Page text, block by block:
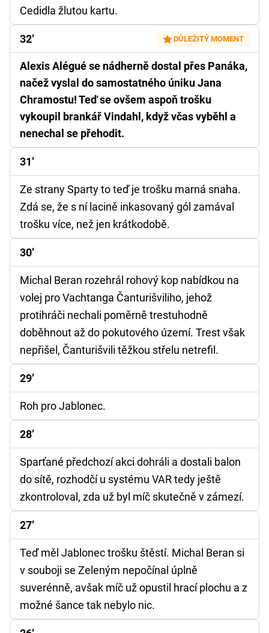
Cedidla žlutou kartu.
32’ DŮLEŽITÝ MOMENT
Alexis Alégué se nádherně dostal přes Panáka,
načež vyslal do samostatného úniku Jana
Chramostu! Teď se ovšem aspoň trošku
vykoupil brankář Vindahl, když včas vyběhl a
nenechal se přehodit.
31’
Ze strany Sparty to teď je trošku marná snaha.
Zdá se, že s ní lacině inkasovaný gól zamával
trošku více, než jen krátkodobě.
30’
Michal Beran rozehrál rohový kop nabídkou na
volej pro Vachtanga Čanturišviliho, jehož
protihráči nechali poměrně trestuhodně
doběhnout až do pokutového území. Trest však
nepřišel, Čanturišvili těžkou střelu netrefil.
29’
Roh pro Jablonec.
28’
Sparťané předchozí akci dohráli a dostali balon
do sítě, rozhodčí u systému VAR tedy ještě
zkontroloval, zda už byl míč skutečně v zámezí.
27’
Teď měl Jablonec trošku štěstí. Michal Beran si
v souboji se Zeleným nepočínal úplně
suverénně, avšak míč už opustil hrací plochu a z
možné šance tak nebylo nic.